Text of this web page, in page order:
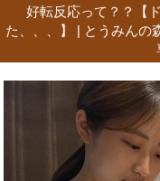
好転反応って？？【
た、、、】 | とうみんの